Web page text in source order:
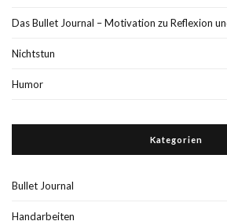
Das Bullet Journal – Motivation zu Reflexion
Nichtstun
Humor
Kategorien
Bullet Journal
Handarbeiten